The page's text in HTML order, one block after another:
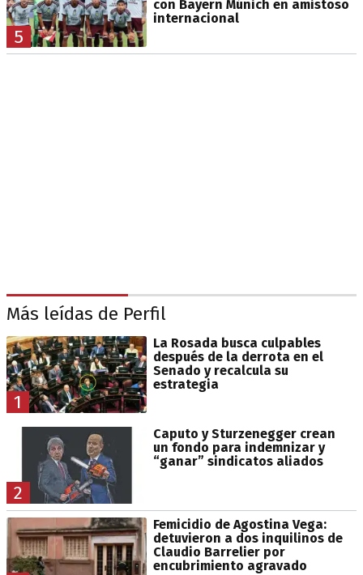
5
con Bayern Múnich en amistoso
internacional
Más leídas de Perfil
1
La Rosada busca culpables
después de la derrota en el
Senado y recalcula su
estrategia
2
Caputo y Sturzenegger crean
un fondo para indemnizar y
“ganar” sindicatos aliados
Femicidio de Agostina Vega:
detuvieron a dos inquilinos de
Claudio Barrelier por
encubrimiento agravado